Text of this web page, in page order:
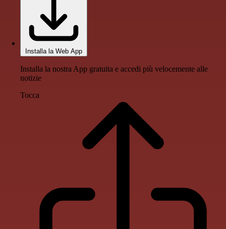
Installa la Web App
Installa la nostra App gratuita e accedi più velocemente alle
notizie
Tocca